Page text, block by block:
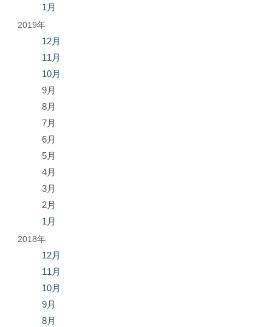
1月
2019年
12月
11月
10月
9月
8月
7月
6月
5月
4月
3月
2月
1月
2018年
12月
11月
10月
9月
8月